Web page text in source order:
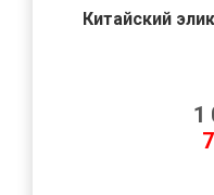
Китайский
1